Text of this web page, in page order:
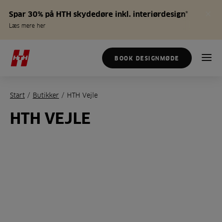
Spar 30% på HTH skydedøre inkl. interiørdesign*
Læs mere her
BOOK DESIGNMØDE
Start / Butikker / HTH Vejle
HTH VEJLE